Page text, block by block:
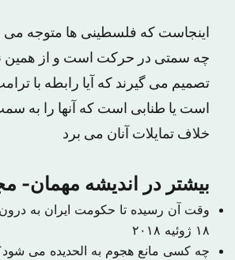
اینجاست که فلسطینی ها متوجه می
چه سمتی در حرکت است و از همین
تصمیم می گیرند که آیا رابطه با
است یا طنابی است که آنها را به
خلاف تمایلات آنان می برد
بیشتر در اندیشه مهمان-
وقت آن رسیده تا حکومت ایران به
۱۸ ژوئیه ۲۰۱۸
چه کسی مانع هجوم به الحدیده می